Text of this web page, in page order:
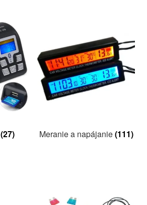
menu
Rozbaliť
podradené
menu
Blog
Rozbaliť
menu
(27) Meranie a napájanie(111)